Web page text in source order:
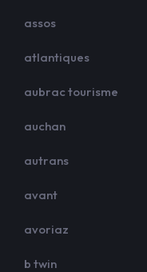
assos
atlantiques
aubrac tourisme
auchan
autrans
avant
avoriaz
b twin